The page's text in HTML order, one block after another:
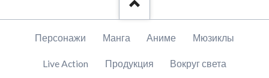
Пропустить
Персонажи Манга Аниме Мюзиклы
Live Action Продукция Вокруг света